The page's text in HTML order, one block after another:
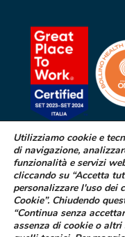
Se sospetti di aver
uno dei medicinali Difa
segnalarlo
Utilizziamo cookie e
di navigazione,
funzionalità e servizi
cliccando su “Accetta
personalizzare l'uso dei
Cookie”. Chiudendo
“Continua senza
assenza di cookie o